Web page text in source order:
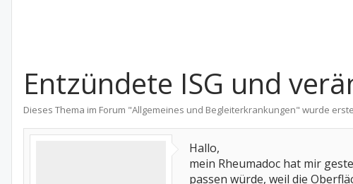
Entzündete ISG und
Dieses Thema im Forum "Allgemeines und Begleiterkrankungen" wurde
Hallo,
mein Rheumadoc hat mir
passen würde, weil die